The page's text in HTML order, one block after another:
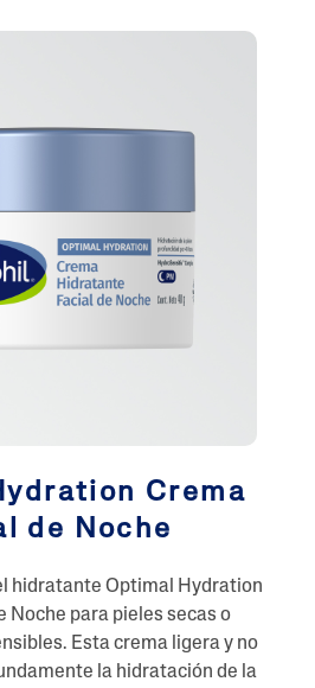
Crema
de Noche
hidratante Optimal Hydration
Noche para pieles secas o
Esta crema ligera y no
la hidratación de la